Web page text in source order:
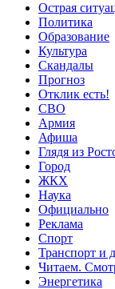
Острая
Политика
Образование
Культура
Скандалы
Прогноз
Отклик есть!
СВО
Армия
Афиша
Глядя из
Город
ЖКХ
Наука
Официально
Реклама
Спорт
Транспорт и
Читаем.
Энергетика